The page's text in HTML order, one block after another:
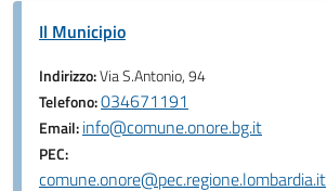
Il Municipio
Indirizzo:Via S.Antonio, 94
Telefono:034671191
Email:info@comune.onore.bg.it
PEC:
comune.onore@pec.regione.lombardia.it